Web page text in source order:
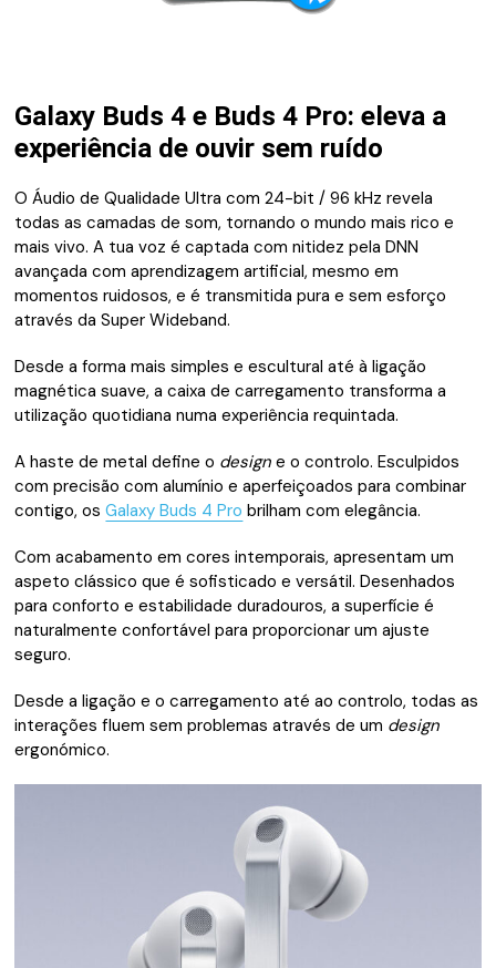
Galaxy Buds 4 e Buds 4 Pro: eleva a
experiência de ouvir sem ruído
O Áudio de Qualidade Ultra com 24-bit / 96 kHz revela
todas as camadas de som, tornando o mundo mais rico e
mais vivo. A tua voz é captada com nitidez pela DNN
avançada com aprendizagem artificial, mesmo em
momentos ruidosos, e é transmitida pura e sem esforço
através da Super Wideband.
Desde a forma mais simples e escultural até à ligação
magnética suave, a caixa de carregamento transforma a
utilização quotidiana numa experiência requintada.
A haste de metal define o design e o controlo. Esculpidos
com precisão com alumínio e aperfeiçoados para combinar
contigo, osGalaxy Buds 4 Pro brilham com elegância.
Com acabamento em cores intemporais, apresentam um
aspeto clássico que é sofisticado e versátil. Desenhados
para conforto e estabilidade duradouros, a superfície é
naturalmente confortável para proporcionar um ajuste
seguro.
Desde a ligação e o carregamento até ao controlo, todas as
interações fluem sem problemas através de um design
ergonómico.